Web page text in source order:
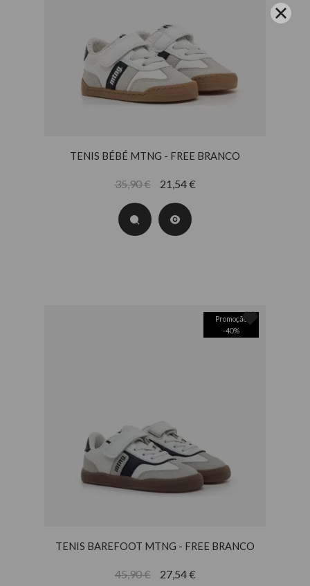
TENIS BÉBÉ MTNG - FREE BRANCO
35,90 € 21,54 €
Promoção
-40%
TENIS BAREFOOT MTNG - FREE BRANCO
45,90 € 27,54 €